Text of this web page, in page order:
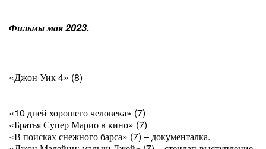
Фильмы мая 2023.
«Джон Уик 4» (8)
«10 дней хорошего человека» (7)
«Братья Супер Марио в кино» (7)
«В поисках снежного барса» (7) – документалка.